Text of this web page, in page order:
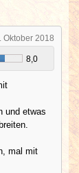
Oktober 2018
8,0
und etwas
mal mit